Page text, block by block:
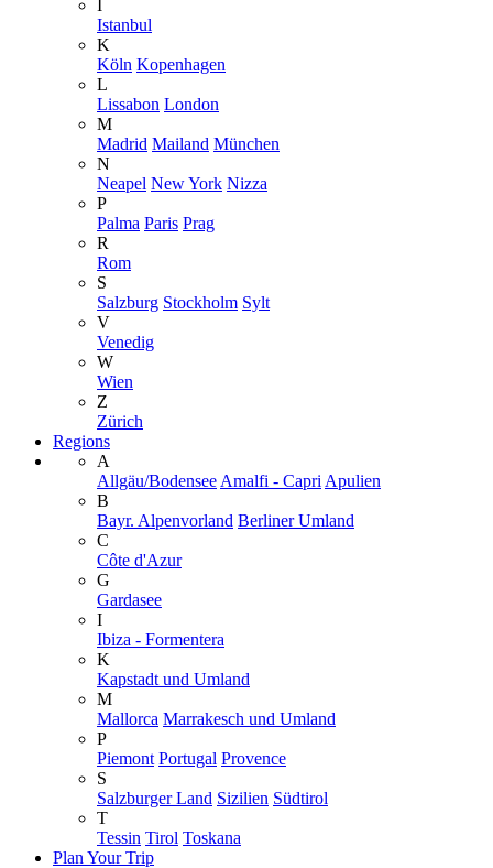
I
Istanbul
K
Köln Kopenhagen
L
Lissabon London
M
Madrid Mailand München
N
Neapel New York Nizza
P
Palma Paris Prag
R
Rom
S
Salzburg Stockholm Sylt
V
Venedig
W
Wien
Z
Zürich
Regions
A
Allgäu/Bodensee Amalfi - Capri Apulien
B
Bayr. Alpenvorland Berliner Umland
C
Côte d'Azur
G
Gardasee
I
Ibiza - Formentera
K
Kapstadt und Umland
M
Mallorca Marrakesch und Umland
P
Piemont Portugal Provence
S
Salzburger Land Sizilien Südtirol
T
Tessin Tirol Toskana
Plan Your Trip